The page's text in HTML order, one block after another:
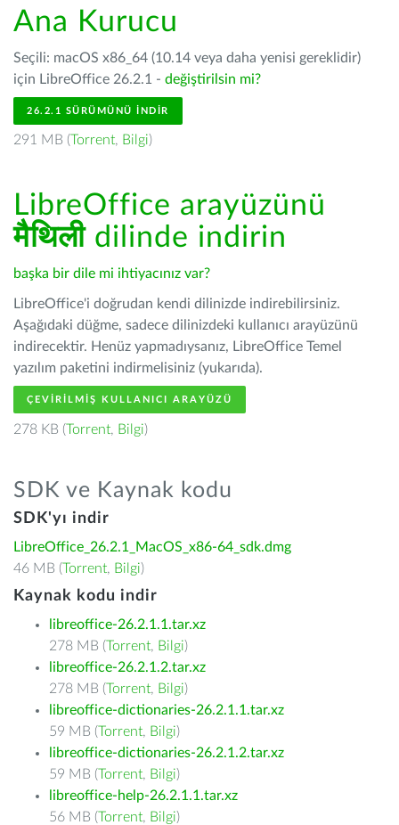
Ana Kurucu
Seçili: macOS x86_64 (10.14 veya daha yenisi gereklidir)
için LibreOffice 26.2.1 - değiştirilsin mi?
26.2.1 SÜRÜMÜNÜ İNDIR
291 MB (Torrent, Bilgi)
LibreOffice arayüzünü
मैथिलीdilinde indirin
başka bir dile mi ihtiyacınız var?
LibreOffice'i doğrudan kendi dilinizde indirebilirsiniz.
Aşağıdaki düğme, sadece dilinizdeki kullanıcı arayüzünü
indirecektir. Henüz yapmadıysanız, LibreOffice Temel
yazılım paketini indirmelisiniz (yukarıda).
ÇEVIRILMIŞ KULLANICI ARAYÜZÜ
278 KB (Torrent, Bilgi)
SDK ve Kaynak kodu
SDK'yı indir
LibreOffice_26.2.1_MacOS_x86-64_sdk.dmg
46 MB (Torrent, Bilgi)
Kaynak kodu indir
libreoffice-26.2.1.1.tar.xz
278 MB (Torrent, Bilgi)
libreoffice-26.2.1.2.tar.xz
278 MB (Torrent, Bilgi)
libreoffice-dictionaries-26.2.1.1.tar.xz
59 MB (Torrent, Bilgi)
libreoffice-dictionaries-26.2.1.2.tar.xz
59 MB (Torrent, Bilgi)
libreoffice-help-26.2.1.1.tar.xz
56 MB (Torrent, Bilgi)